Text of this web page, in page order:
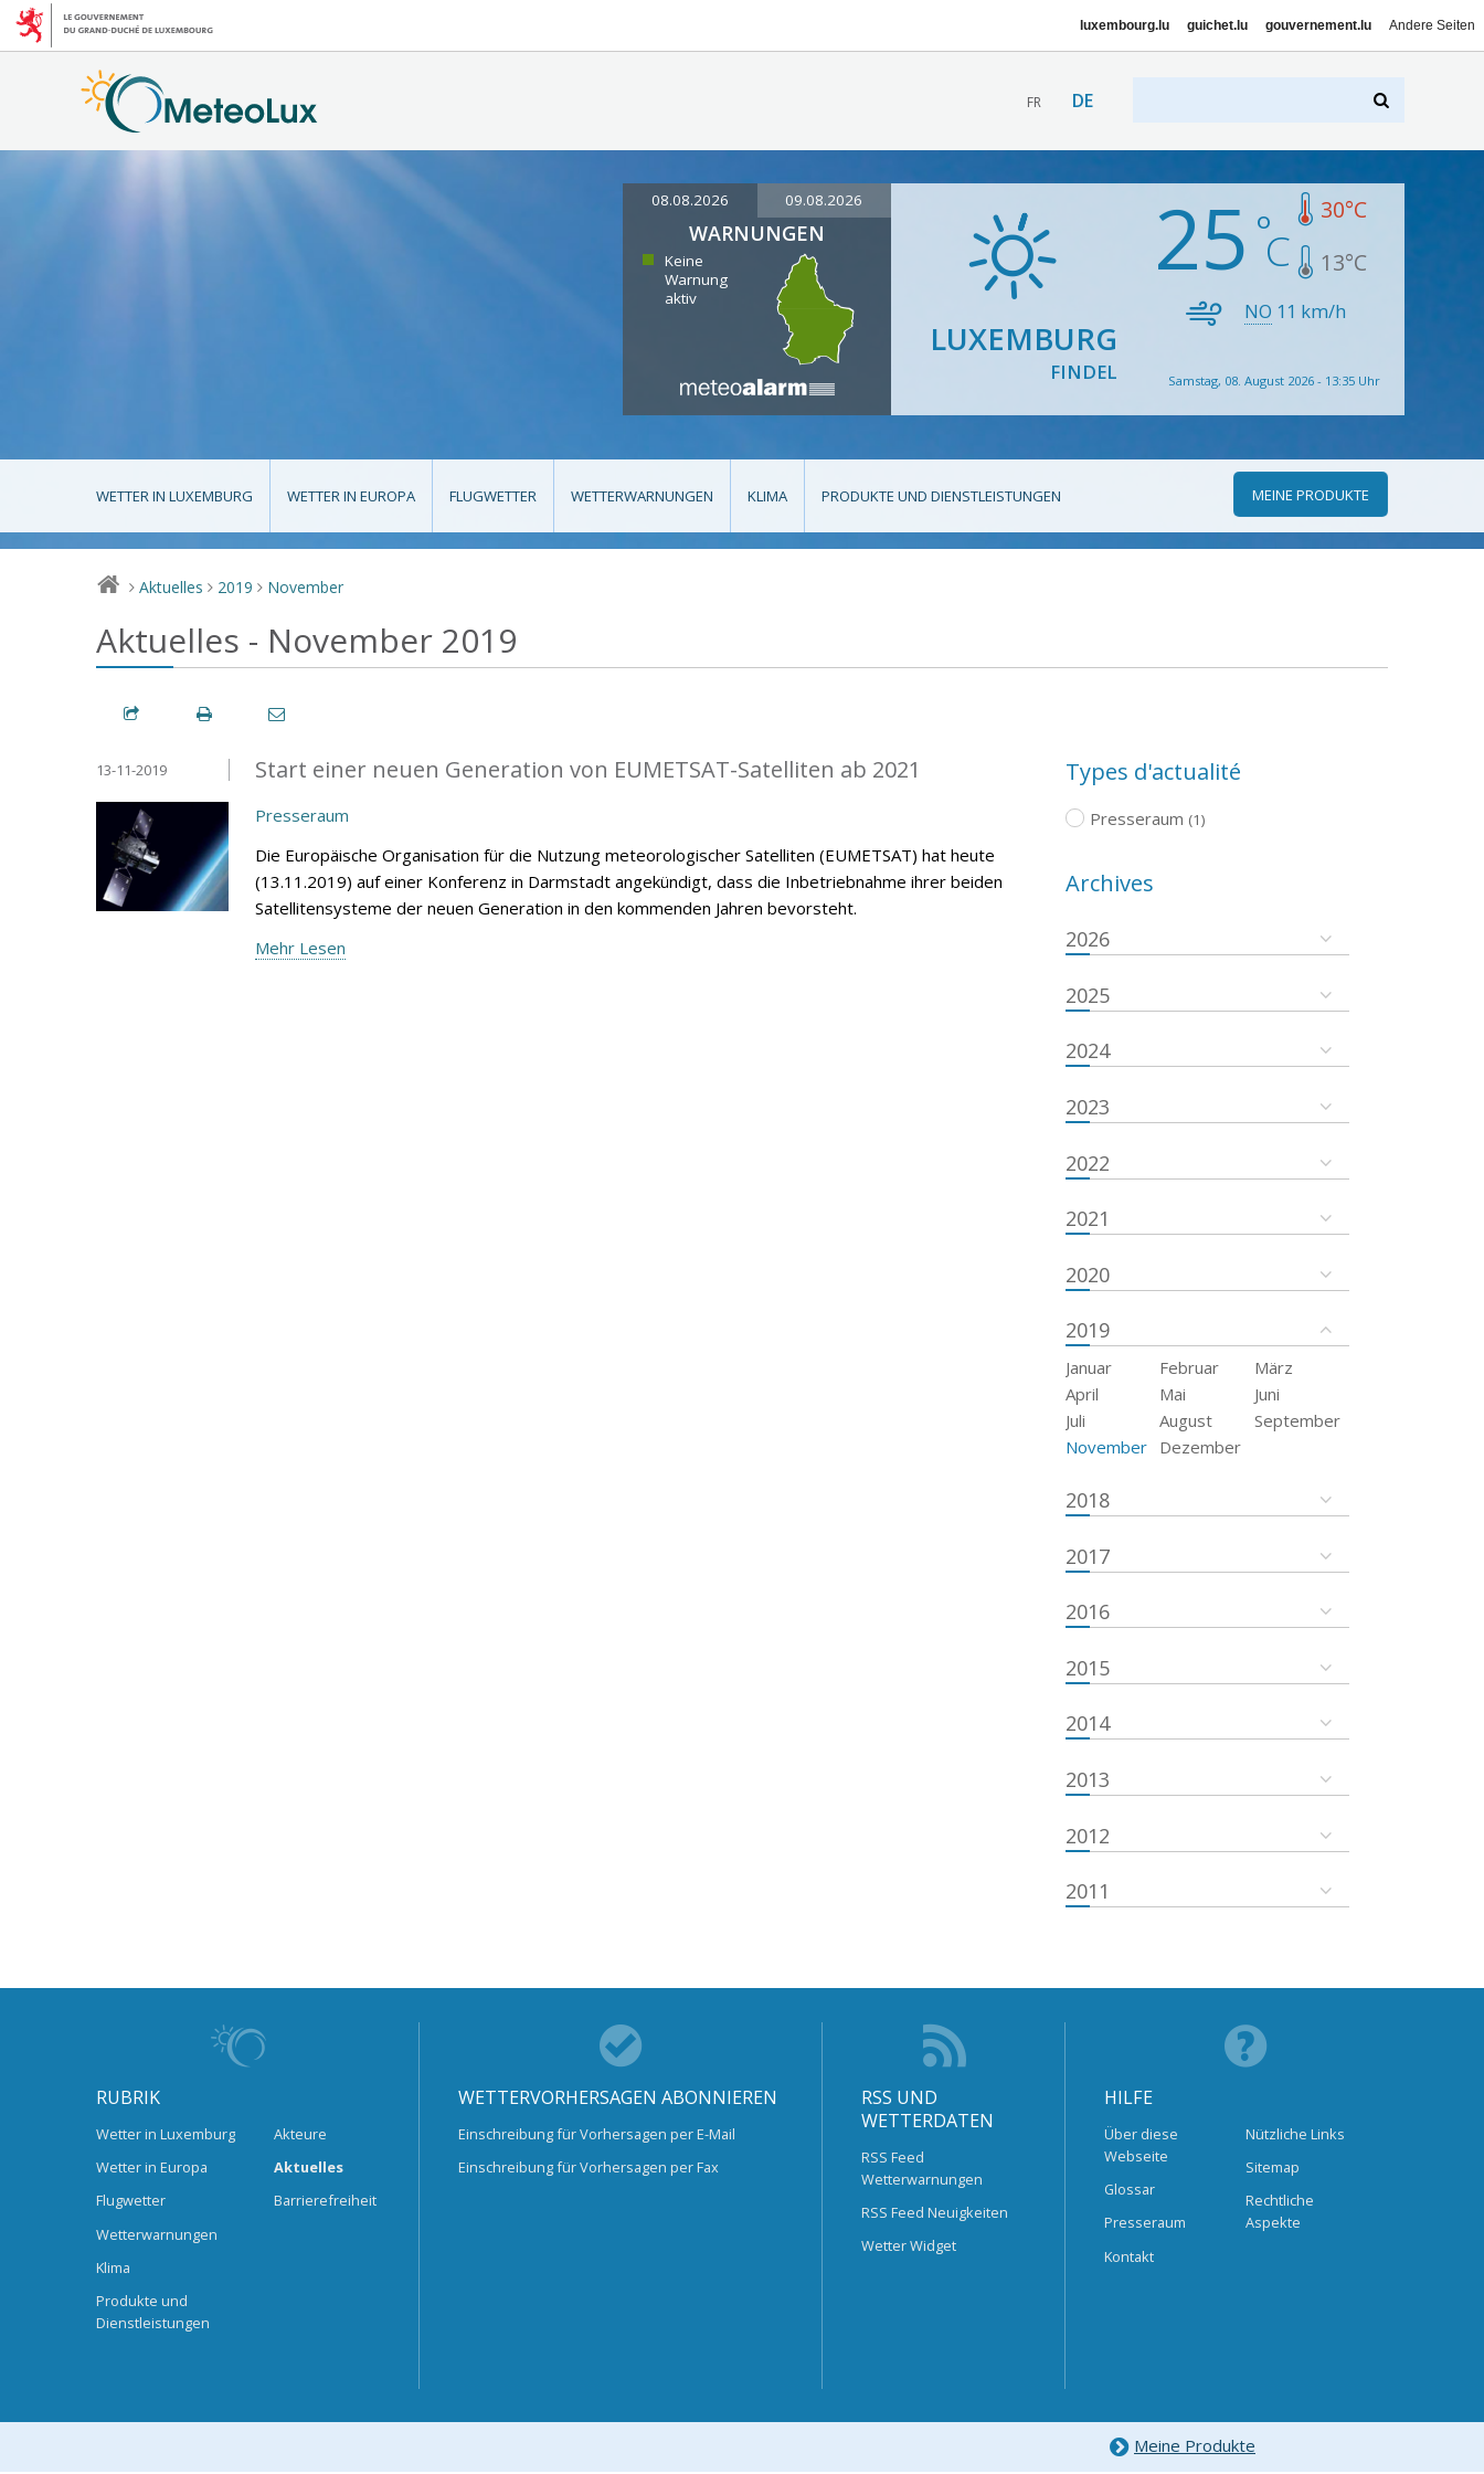
luxembourg.lu guichet.lu gouvernement.lu Andere Seiten
FR DE
08.08.2026 09.08.2026
WARNUNGEN
Keine
Warnung
aktiv
LUXEMBURG
FINDEL
25 30°C
13°C
NO 11 km/h
Samstag, 08. August 2026 - 13:35 Uhr
WETTER IN LUXEMBURG WETTER IN EUROPA FLUGWETTER WETTERWARNUNGEN KLIMA PRODUKTE UND DIENSTLEISTUNGEN MEINE PRODUKTE
> Aktuelles > 2019 > November
Aktuelles - November 2019
Start einer neuen Generation von EUMETSAT-Satelliten ab 2021
13-11-2019
Presseraum
Die Europäische Organisation für die Nutzung meteorologischer Satelliten (EUMETSAT) hat heute
(13.11.2019) auf einer Konferenz in Darmstadt angekündigt, dass die Inbetriebnahme ihrer beiden
Satellitensysteme der neuen Generation in den kommenden Jahren bevorsteht.
Mehr Lesen
Types d'actualité
Presseraum (1)
Archives
2026
2025
2024
2023
2022
2021
2020
2019
Januar Februar
März
April
Mai
Juni
Juli
August
September
November
Dezember
2018
2017
2016
2015
2014
2013
2012
2011
RUBRIK
Wetter in Luxemburg
Wetter in Europa
Flugwetter
Wetterwarnungen
Klima
Produkte und
Dienstleistungen
Akteure
Aktuelles
Barrierefreiheit
WETTERVORHERSAGEN ABONNIEREN
Einschreibung für Vorhersagen per E-Mail
Einschreibung für Vorhersagen per Fax
RSS UND
WETTERDATEN
RSS Feed
Wetterwarnungen
RSS Feed Neuigkeiten
Wetter Widget
HILFE
Über diese
Webseite
Glossar
Presseraum
Kontakt
Nützliche Links
Sitemap
Rechtliche
Aspekte
Meine Produkte